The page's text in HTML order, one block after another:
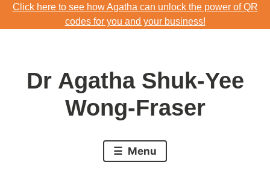
Skip
to
Click here to see how Agatha can unlock the power of QR
codes for you and your business!
codes for you and your business!
Dr Agatha Shuk-Yee
Wong-Fraser
Menu